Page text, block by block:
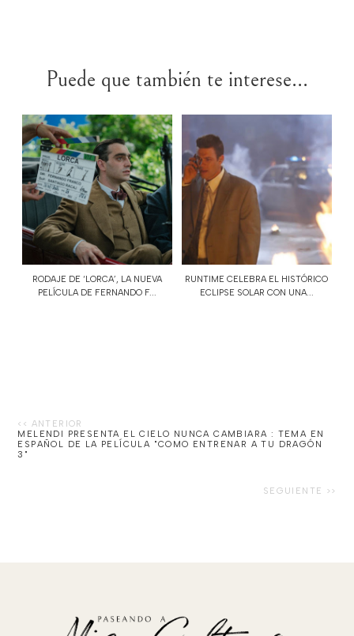
Puede que también te interese...
RODAJE DE ‘LORCA’, LA NUEVA
PELÍCULA DE FERNANDO F...
RUNTIME CELEBRA EL HISTÓRICO
ECLIPSE SOLAR CON UNA...
MELENDI PRESENTA EL CIELO NUNCA CAMBIARA : TEMA EN
ESPAÑOL DE LA PELÍCULA "COMO ENTRENAR A TU DRAGÓN
3"